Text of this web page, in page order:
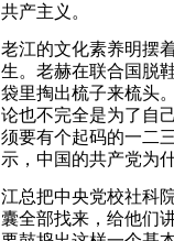
共产主义。
老江的文化素养明摆
生。老赫在联合国脱
袋里掏出梳子来梳头
论也不完全是为了自
须要有个起码的一二
示，中国的共产党为
江总把中央党校社科
囊全部找来，给他们